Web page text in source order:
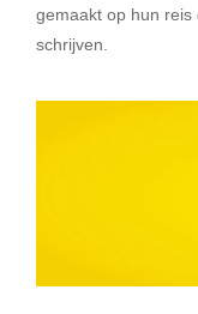
gemaakt op hun
schrijven.